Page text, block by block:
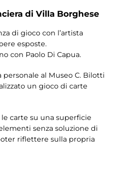
di Villa Borghese
di gioco con l’artista
esposte.
con Paolo Di Capua.
personale al Museo C. Bilotti
un gioco di carte
carte su una superficie
senza soluzione di
riflettere sulla propria